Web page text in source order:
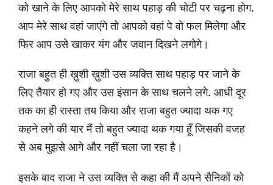
को खाने के लिए आपको मेरे साथ पहाड़ की चोटी पर चढ़ना होग.
आप मेरे साथ वहां जाएंगे तो आपको वहां पे वो फल मिलेगा और
फिर आप उसे खाकर यंग और जवान दिखने लगोगे।
राजा बहुत ही ख़ुशी ख़ुशी उस व्यक्ति साथ पहाड़ पर जाने के
लिए तैयार हो गए और उस इंसान के साथ चलने लगे. आधी दूर
तक का ही रास्ता तय किया और राजा बहुत ज्यादा थक गए
कहने लगे की यार मैं तो बहुत ज्यादा थक गया हूँ जिसकी वजह
से अब मुझसे आगे और नहीं चला जा रहा है।
इसके बाद राजा ने उस व्यक्ति से कहा की मैं अपने सैनिकों को